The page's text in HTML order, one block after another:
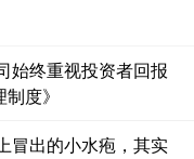
始终重视投资者回报
度》
冒出的小水疱，其实